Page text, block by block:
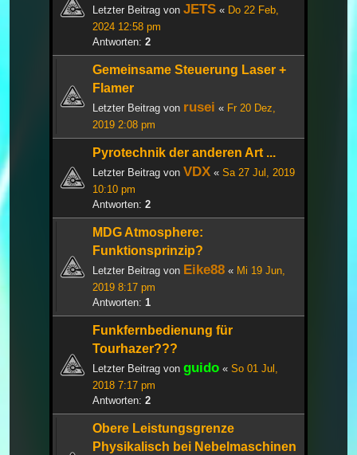
Letzter Beitrag von JETS « Do 22 Feb,
2024 12:58 pm
Antworten: 2
Gemeinsame Steuerung Laser +
Flamer
Letzter Beitrag von rusei « Fr 20 Dez,
2019 2:08 pm
Pyrotechnik der anderen Art ...
Letzter Beitrag von VDX « Sa 27 Jul, 2019
10:10 pm
Antworten: 2
MDG Atmosphere:
Funktionsprinzip?
Letzter Beitrag von Eike88 « Mi 19 Jun,
2019 8:17 pm
Antworten: 1
Funkfernbedienung für
Tourhazer???
Letzter Beitrag von guido « So 01 Jul,
2018 7:17 pm
Antworten: 2
Obere Leistungsgrenze
Physikalisch bei Nebelmaschinen